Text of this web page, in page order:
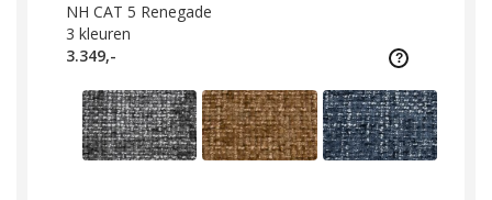
NH CAT 5 Renegade
3 kleuren
3.349,-